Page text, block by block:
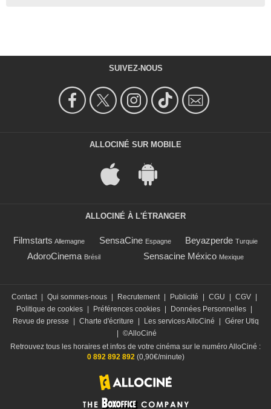
SUIVEZ-NOUS
ALLOCINÉ SUR MOBILE
ALLOCINÉ À L'ÉTRANGER
Filmstarts Allemagne SensaCine Espagne Beyazperde Turquie
AdoroCinema Brésil Sensacine México Mexique
Contact | Qui sommes-nous | Recrutement | Publicité | CGU | CGV |
Politique de cookies | Préférences cookies | Données Personnelles |
Revue de presse
| Charte d'écriture | Les services AlloCiné | Gérer Utiq
| ©AlloCiné
Retrouvez tous les horaires et infos de votre cinéma sur le numéro AlloCiné :
0 892 892 892 (0,90€/minute)